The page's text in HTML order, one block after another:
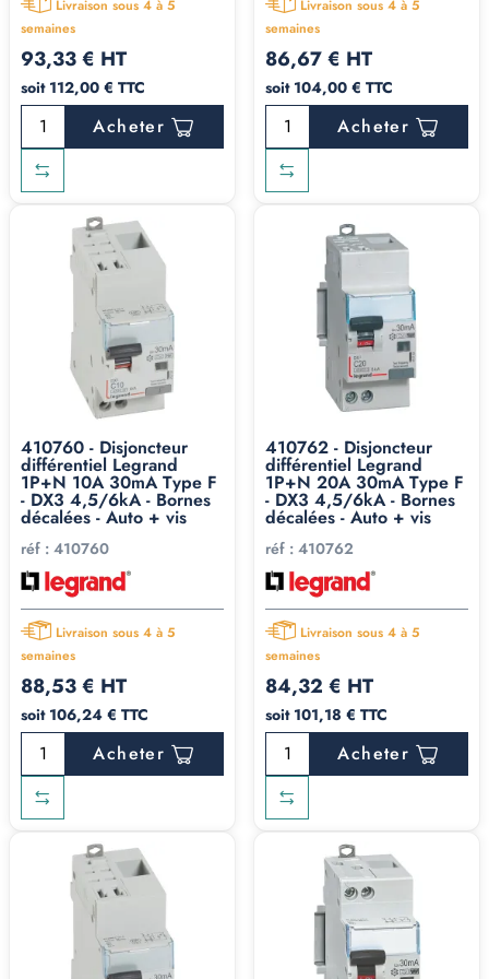
Caractéristiques
techniques courantes
La plupart des différentiels type F que nous
commercialisons partagent les caractéristiques suivantes :
Sensibilité: 30mA pour la protection des personnes
(norme habitation), 300mA et 1000mA disponibles en
blocs différentiels pour la protection incendie en tertiaire.
Calibres interrupteurs différentiels
: 40A et 63A (2P
monophasé, 4P tétrapolaire).
Calibres disjoncteurs différentiels
: 10A à 40A en
1P+N (gamme Legrand DX3).
Tension: 230V monophasé pour les 2P, 400V triphasé
pour les 4P.
Pouvoir de coupure: 4,5/6 ou 6/10kA selon les
modèles.
Les marques que nous
commercialisons
Legrand DX3
Legrand a fait un choix singulier :pas de gamme super-
immunisée chez eux,ils misent tout sur le type F . Du
coup, leur gamme est particulièrement large : interrupteur
différentiel 411591 (2P 40A 30mA, bornes alignées),
disjoncteurs différentiels DX3 1P+N en calibres 10 à 40A
(bornes vis ou auto), et toute une famille de blocs
différentiels 2P, 3P et 4P, du 30mA au 1000mA, en
version standard ou sélective.
Livraison sous 4 à 5
semaines
93,33 € HT
soit 112,00 € TTC
Acheter
Livraison sous 4 à 5
semaines
86,67 € HT
soit 104,00 € TTC
Acheter
410760 - Disjoncteur
différentiel Legrand
1P+N 10A 30mA Type F
- DX3 4,5/6kA - Bornes
décalées - Auto + vis
réf : 410760
Livraison sous 4 à 5
semaines
88,53 € HT
soit 106,24 € TTC
Acheter
410762 - Disjoncteur
différentiel Legrand
1P+N 20A 30mA Type F
- DX3 4,5/6kA - Bornes
décalées - Auto + vis
réf : 410762
Livraison sous 4 à 5
semaines
84,32 € HT
soit 101,18 € TTC
Acheter